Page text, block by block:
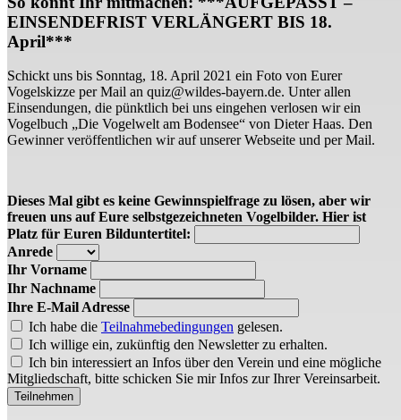
EINSENDEFRIST VERLÄNGERT BIS 18.
April***
Schickt uns bis Sonntag, 18. April 2021 ein Foto von Eurer
Vogelskizze per Mail an quiz@wildes-bayern.de. Unter allen
Einsendungen, die pünktlich bei uns eingehen verlosen wir ein
Vogelbuch „Die Vogelwelt am Bodensee“ von Dieter Haas. Den
Gewinner veröffentlichen wir auf unserer Webseite und per Mail.
Dieses Mal gibt es keine Gewinnspielfrage zu lösen, aber wir
freuen uns auf Eure selbstgezeichneten Vogelbilder. Hier ist
Platz für Euren Bilduntertitel:
Anrede
Ihr Vorname
Ihr Nachname
Ihre E-Mail Adresse
Ich habe die Teilnahmebedingungen gelesen.
Ich willige ein, zukünftig den Newsletter zu erhalten.
Ich bin interessiert an Infos über den Verein und eine mögliche
Mitgliedschaft, bitte schicken Sie mir Infos zur Ihrer Vereinsarbeit.
Teilnehmen